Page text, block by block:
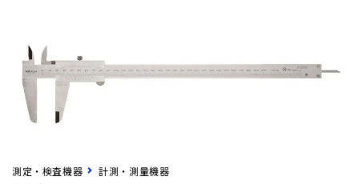
測定・検査機器 計測・測量機器